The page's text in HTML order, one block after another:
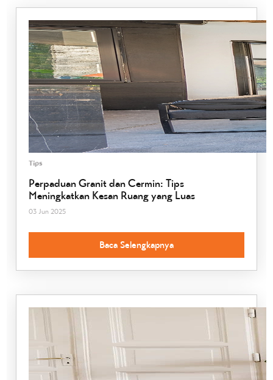
Tips
Perpaduan Granit dan Cermin: Tips
Meningkatkan Kesan Ruang yang Luas
03 Jun 2025
Baca Selengkapnya